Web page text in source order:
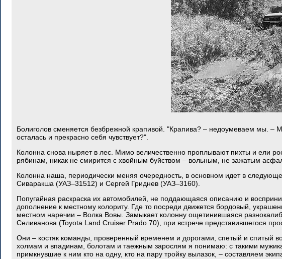
Болиголов сменяется безбрежной крапивой. "Крапива? – недоумеваем мы. –
осталась и прекрасно себя чувствует?".
Колонна снова ныряет в лес. Мимо величественно проплывают пихты и ели
рябинам, никак не смирится с хвойным буйством – вольным, не зажатым
Колонна наша, периодически меняя очередность, в основном идет в
Сиваракша (УАЗ–31512) и Сергей Гриднев (УАЗ–3160).
Попугайная раскраска их автомобилей, не поддающаяся описанию и
дополнение к местному колориту. Где то посреди движется бордовый,
местном наречии – Волка Вовы. Замыкает колонну ощетинившаяся
Селиванова (Toyota Land Cruiser Prado 70), при встрече представившегося
Они – костяк команды, проверенный временем и дорогами, спетый и спитый
холмам и впадинам, болотам и таежным зарослям я понимаю: с такими
примкнувшие к ним кто на одну, кто на пару тройку вылазок, – составляем